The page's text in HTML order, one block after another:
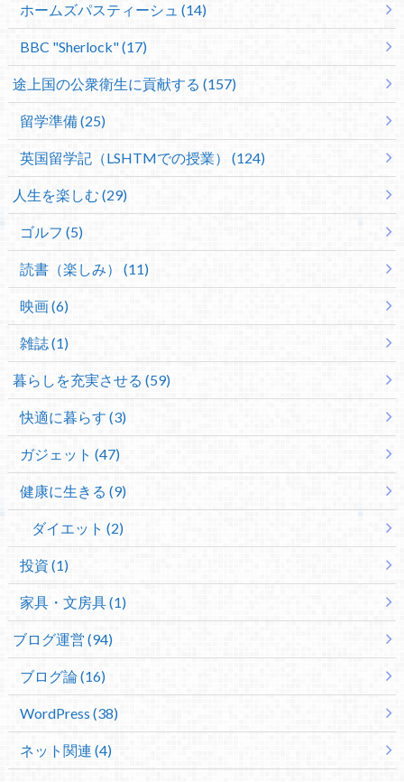
ホームズパスティーシュ (14)
BBC "Sherlock" (17)
途上国の公衆衛生に貢献する (157)
留学準備 (25)
英国留学記（LSHTMでの授業） (124)
人生を楽しむ (29)
ゴルフ (5)
読書（楽しみ） (11)
映画 (6)
雑誌 (1)
暮らしを充実させる (59)
快適に暮らす (3)
ガジェット (47)
健康に生きる (9)
ダイエット (2)
投資 (1)
家具・文房具 (1)
ブログ運営 (94)
ブログ論 (16)
WordPress (38)
ネット関連 (4)